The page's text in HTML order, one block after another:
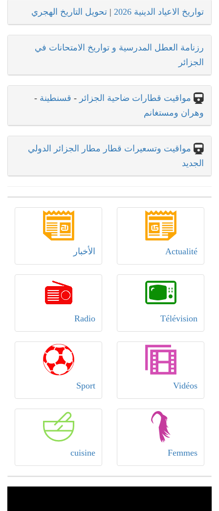
تواريخ الاعياد الدينية 2026 | تحويل التاريخ الهجري
رزنامة العطل المدرسية و تواريخ الامتحانات في
الجزائر
مواقيت قطارات ضاحية الجزائر - قسنطينة -
وهران ومستغانم
مواقيت وتسعيرات قطار مطار الجزائر الدولي
الجديد
Actualité الأخبار
Télévision
Radio
Vidéos
Sport
Femmes
cuisine